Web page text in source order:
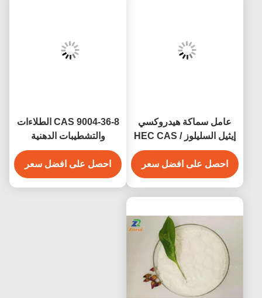
عامل سماكة هيدروكسي
إيثيل السليلوز / HEC CAS
9004 62 0
احصل على افضل سعر
CAS 9004-36-8 الطلاءات
والتشطيبات الدهنية
أكسيتات السليلوز
بوتيرات/CAB-381-0.5/
CAB-381-2/ CAB-381-20
احصل على افضل سعر